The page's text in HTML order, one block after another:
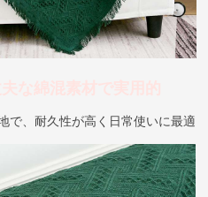
で、耐久性が高く日常使いに最適